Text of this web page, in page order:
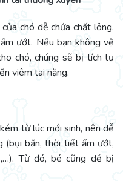
chó dễ chứa chất lỏng,
ướt. Nếu bạn không vệ
chó, chúng sẽ bị tích tụ
viêm tai nặng.
từ lúc mới sinh, nên dễ
(bụi bẩn, thời tiết ẩm ướt,
Từ đó, bé cũng dễ bị